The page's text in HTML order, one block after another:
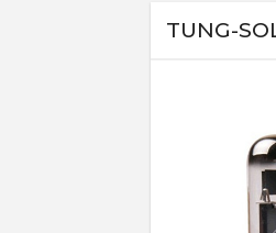
TUNG-